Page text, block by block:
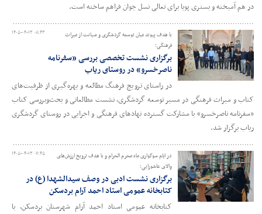
در هم آمیخته و بستری پویا برای تعالی نسل جوان فراهم ساخته است.
۱۴۰۵-۰۴-۱۳ ۰۸:۴۳
با هدف پیوند میان توسعه گردشگری و صیانت از میراث
فرهنگی؛
برگزاری نشست تخصصی بررسی «سفرنامه
ناصرخسرو» در روستای ریاب
در راستای ترویج فرهنگ مطالعه و بهره‌گیری از ظرفیت‌های
کتاب و میراث فرهنگی در مسیر توسعه گردشگری، نشست مطالعاتی و بحث‌وبررسی کتاب
«سفرنامه ناصرخسرو» با مشارکت گسترده نهادهای فرهنگی و اجرایی در روستای گردشگری
ریاب برگزار شد.
۱۴۰۵-۰۴-۱۳ ۰۷:۴۵
در ایام سوگواری ماه محرم الحرام و با هدف ترویج ارزش‌های
والای عاشورایی؛
برگزاری نشست ادبی در وصف سیدالشهدا (ع) در
کتابخانه عمومی استاد احمد آرام بردسکن
کتابخانه عمومی استاد احمد آرام شهرستان بردسکن، با